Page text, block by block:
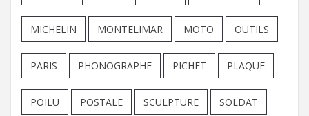
MICHELIN MONTELIMAR MOTO OUTILS
PARIS PHONOGRAPHE PICHET PLAQUE
POILU POSTALE SCULPTURE SOLDAT